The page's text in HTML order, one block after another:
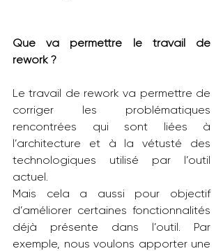
Que va permettre le travail de
rework ?
Le travail de rework va permettre de
corriger les problématiques
rencontrées qui sont liées à
l’architecture et à la vétusté des
technologiques utilisé par l’outil
actuel.
Mais cela a aussi pour objectif
d’améliorer certaines fonctionnalités
déjà présente dans l’outil. Par
exemple, nous voulons apporter une